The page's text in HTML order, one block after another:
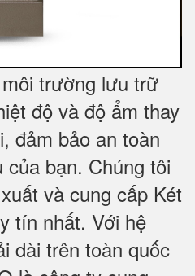
trường lưu trữ
độ và độ ẩm thay
đảm bảo an toàn
bạn. Chúng tôi
và cung cấp Két
tín nhất. Với hệ
dài trên toàn quốc